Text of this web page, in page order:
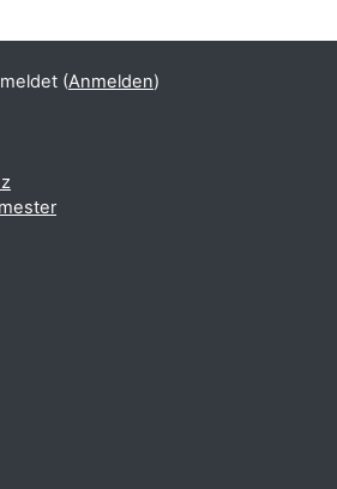
(Anmelden)